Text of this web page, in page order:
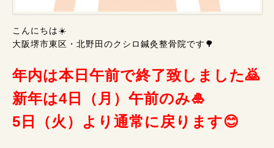
こんにちは☀️
大阪堺市東区・北野田のクシロ鍼灸整骨院です🌳
年内は本日午前で終了致しました🙇
新年は4日（月）午前のみ🎍
5日（火）より通常に戻ります😊